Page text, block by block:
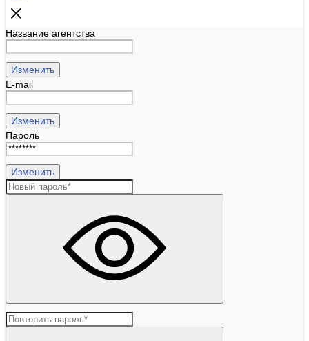
Название агентства
Изменить
E-mail
Изменить
Пароль
Изменить